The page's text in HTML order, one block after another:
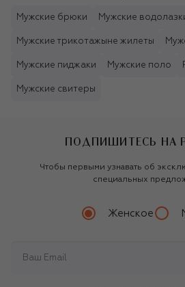
Мужские брюки Мужские
Мужские трикотажыне жилеты
Мужские пиджаки Мужские поло
Мужские свитеры
ПОДПИШИТЕСЬ НА
Чтобы первыми узнавать об
специальных
Женское